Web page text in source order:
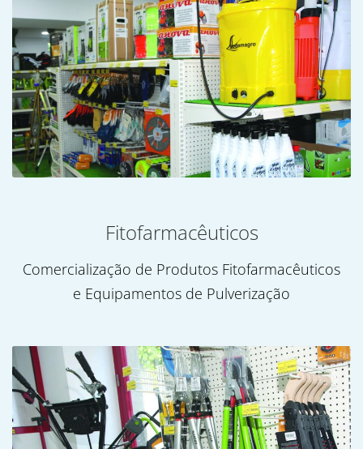
Fitofarmacêuticos
Comercialização de Produtos Fitofarmacêuticos
e Equipamentos de Pulverização